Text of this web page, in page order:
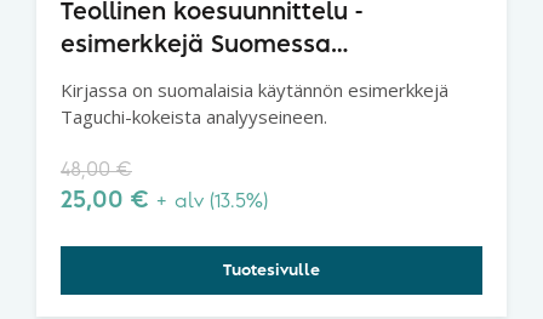
Teollinen koesuunnittelu -
esimerkkejä Suomessa
ja prosessin suunnittelusta
Kirjassa on suomalaisia käytännön esimerkkejä
Taguchi-kokeista analyyseineen.
48,00€
25,00 € + alv (13.5%)
Tuotesivulle